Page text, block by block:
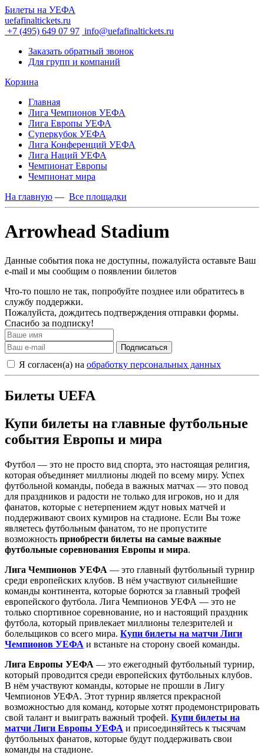
Билеты на УЕФА
uefafinaltickets.ru
+7 (495) 649 07 97 info@uefafinaltickets.ru
Заказать обратный звонок
Для групп и компаний
Корзина
Главная
Лига Чемпионов УЕФА
Лига Европы УЕФА
Суперкубок УЕФА
Лига Конференций УЕФА
Лига Наций УЕФА
Чемпионат Европы
Чемпионат мира
На главную — Все площадки
Arrowhead Stadium
Данные события пока не доступны, пожалуйста оставьте Ваш
e-mail и мы сообщим о появлении билетов
Что-то пошло не так, попробуйте позднее или обратитесь в
службу поддержки.
Пожалуйста, дождитесь подтверждения отправки формы.
Спасибо за подписку!
Подписаться
Я согласен(а) на обработку персональных данных
Билеты UEFA
Купи билеты на главные футбольные
события Европы и мира
Футбол — это не просто вид спорта, это настоящая религия,
которая объединяет миллионы людей по всему миру. Успех
футбольной команды, победа в важных матчах — это повод
для праздников и радости не только для игроков, но и для
фанатов, которые с нетерпением ждут новых матчей и
поддерживают своих кумиров на стадионе. Если Вы тоже
являетесь футбольным фанатом, то не пропустите
возможность приобрести билеты на самые важные
футбольные соревнования Европы и мира.
Лига Чемпионов УЕФА — это главный футбольный турнир
среди европейских клубов. В нём участвуют сильнейшие
команды континента, которые борются за главный трофей
европейского футбола. Лига Чемпионов УЕФА — это не
только спортивное соревнование, но и настоящий праздник
футбола, который привлекает миллионы телезрителей и
болельщиков со всего мира. Купи билеты на матчи Лиги
Чемпионов УЕФА и встаньте на сторону своей команды.
Лига Европы УЕФА — это ежегодный футбольный турнир,
который проводится среди европейских футбольных клубов.
В нём участвуют команды, которые не прошли в Лигу
Чемпионов УЕФА. Этот турнир является прекрасной
возможностью для команд, которые хотят продемонстрировать
свой талант и выиграть важный трофей. Купи билеты на
матчи Лиги Европы УЕФА и присоединяйтесь к тысячам
футбольных фанатов, которые будут поддерживать свои
команды на стадионе.